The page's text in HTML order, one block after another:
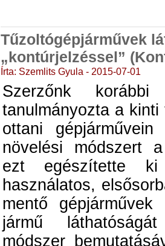
Tűzoltógépjárművek
„kontúrjelzéssel”
Írta: Szemlits Gyula - 2015-07-01
Szerzőnk korábbi
tanulmányozta a
ottani gépjárművein
növelési módszert
ezt egészítette ki
használatos,
mentő
jármű
módszer